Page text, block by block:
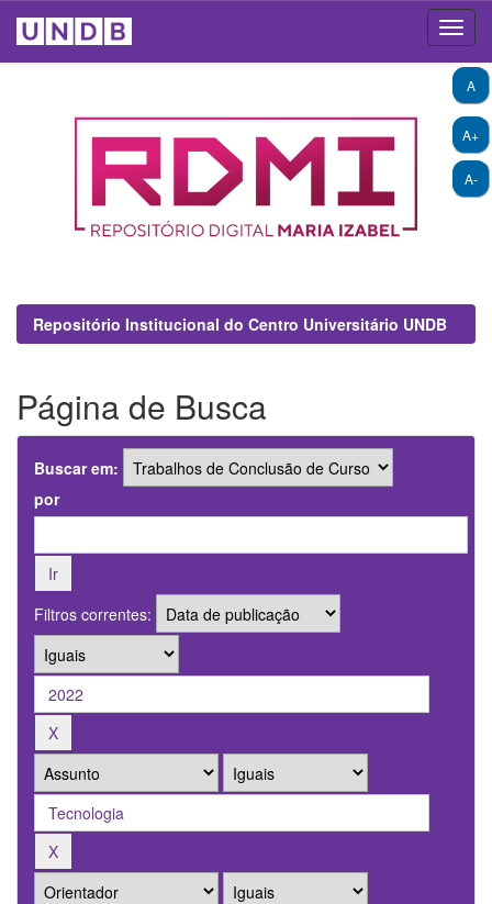
A+
A-
A
Repositório Institucional do Centro Universitário UNDB
Página de Busca
Buscar em:
por
Filtros correntes: